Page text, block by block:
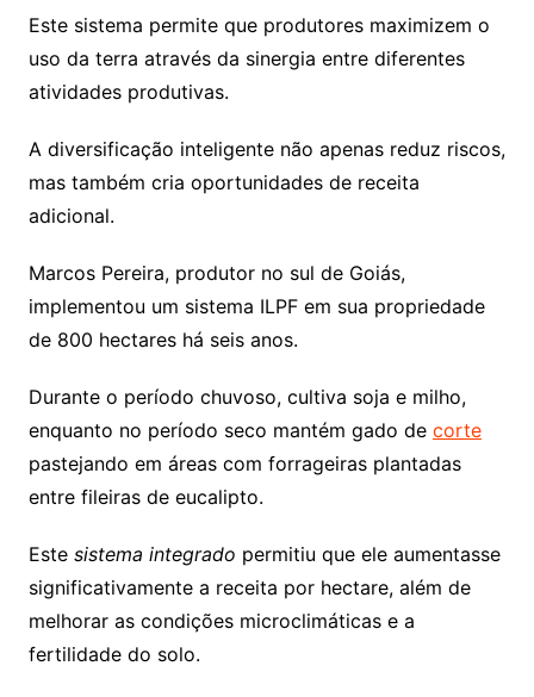
Este sistema permite que produtores maximizem o
uso da terra através da sinergia entre diferentes
atividades produtivas.
A diversificação inteligente não apenas reduz riscos,
mas também cria oportunidades de receita
adicional.
Marcos Pereira, produtor no sul de Goiás,
implementou um sistema ILPF em sua propriedade
de 800 hectares há seis anos.
Durante o período chuvoso, cultiva soja e milho,
enquanto no período seco mantém gado de corte
pastejando em áreas com forrageiras plantadas
entre fileiras de eucalipto.
Este sistema integrado permitiu que ele aumentasse
significativamente a receita por hectare, além de
melhorar as condições microclimáticas e a
fertilidade do solo.